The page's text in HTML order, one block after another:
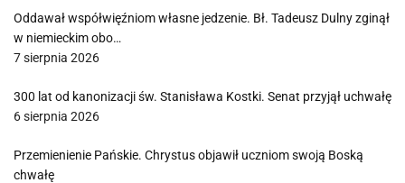
Oddawał współwięźniom własne jedzenie. Bł. Tadeusz Dulny zginął
w niemieckim obo…
7 sierpnia 2026
300 lat od kanonizacji św. Stanisława Kostki. Senat przyjął uchwałę
6 sierpnia 2026
Przemienienie Pańskie. Chrystus objawił uczniom swoją Boską
chwałę